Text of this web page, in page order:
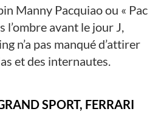
Manny Pacquiao ou « Pac
l’ombre avant le jour J,
n’a pas manqué d’attirer
et des internautes.
SPORT, FERRARI